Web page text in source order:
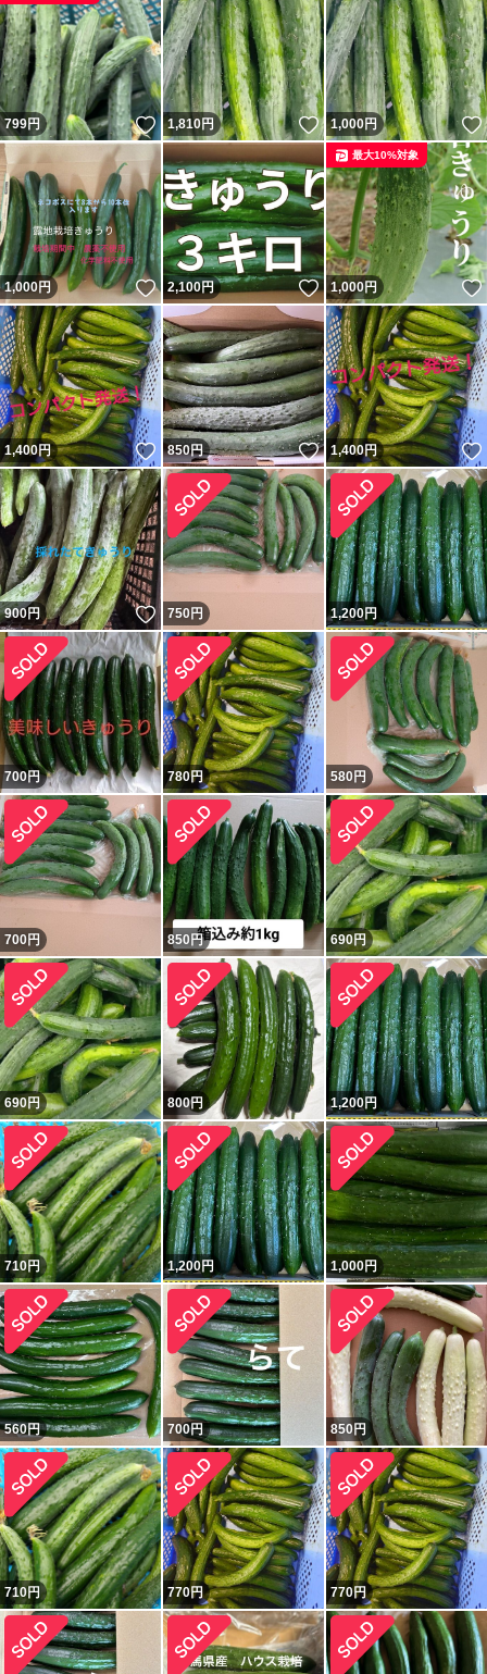
799円 いいね！
1,810円 いいね！
1,000円
1,000円 いいね！
2,100円 いいね！
1,000円
最大10%対象
1,400円 いいね！
850円 いいね！
1,400円
900円 いいね！
750円 1,200円
700円 780円 580円
700円 850 円 690円
690円 800円 1,200円
710円 1,200円 1,000円
560円 700円 850円
710円 770円 770円